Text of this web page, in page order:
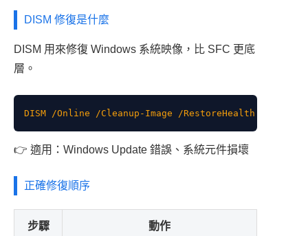
DISM 修復是什麼
DISM 用來修復 Windows 系統映像，比 SFC 更底
層。
👉 適用：Windows Update 錯誤、系統元件損壞
正確修復順序
步驟 動作